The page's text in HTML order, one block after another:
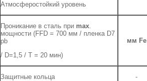
Атмосферостойкий уровень
Проникание в сталь при max.
мощности (FFD = 700 мм / пленка D7
pb
/ D=1,5 / T = 20 мин)
мм Fe
Защитные кольца -